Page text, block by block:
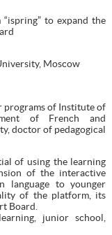
to expand the
Moscow
of Institute of
of French and
doctor of pedagogical
of using the learning
of the interactive
language to younger
of the platform, its
Board.
junior school,